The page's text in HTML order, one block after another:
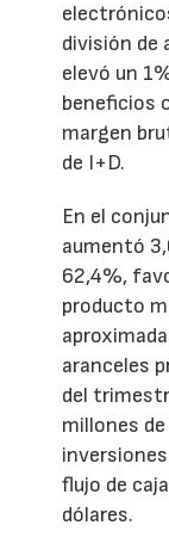
división de
elevó un
beneficios
margen
de I+D.
En el
aumentó
62,4%,
producto
aranceles
del
millones
flujo de
dólares.